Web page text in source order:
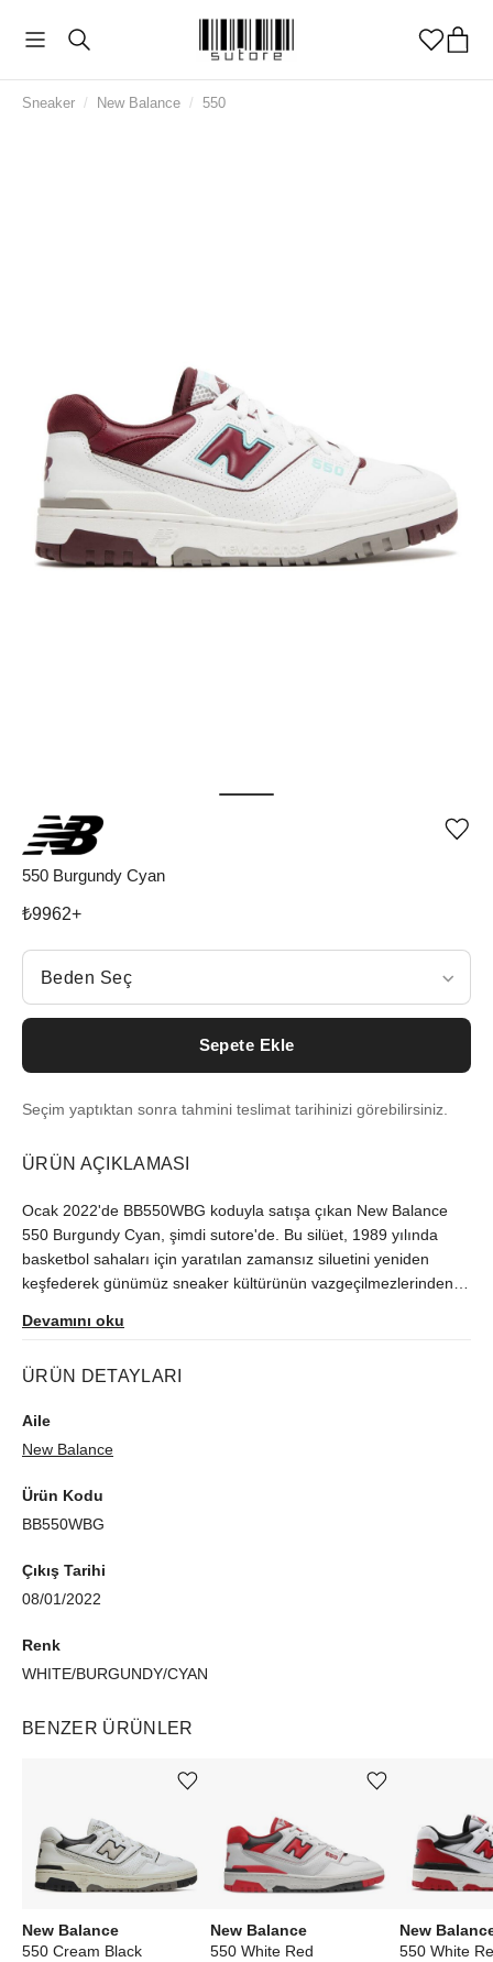
Sneaker / New Balance / 550
550 Burgundy Cyan
₺9962+
Beden Seç
Beden Seç
Sepete Ekle
Seçim yaptıktan sonra tahmini teslimat tarihinizi görebilirsiniz.
ÜRÜN AÇIKLAMASI
Ocak 2022'de BB550WBG koduyla satışa çıkan New Balance
550 Burgundy Cyan, şimdi sutore'de. Bu silüet, 1989 yılında
basketbol sahaları için yaratılan zamansız siluetini yeniden
keşfederek günümüz sneaker kültürünün vazgeçilmezlerinden
geçerek gönderilir.
Devamını oku
ÜRÜN DETAYLARI
Aile
New Balance
Ürün Kodu
BB550WBG
Çıkış Tarihi
08/01/2022
Renk
WHITE/BURGUNDY/CYAN
BENZER ÜRÜNLER
New Balance
550 Cream Black
Ürünü istek listesine ekle veya listeden çıkar
New Balance
550 White Red
Ürünü istek listesine ekle veya listeden çıkar
New
550 White